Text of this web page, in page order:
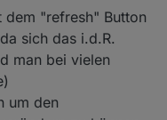
i.d.R. noch mit einem
werden. Das
durch eine System-
von bzw. unter der
verursacht - daher kann
machen und muss an
gefixt werden. Auch eine
(GitHub)
Feedback:
requests (GitHub)
(Forum)
dem "refresh" Button
sich das i.d.R.
man bei vielen
um den